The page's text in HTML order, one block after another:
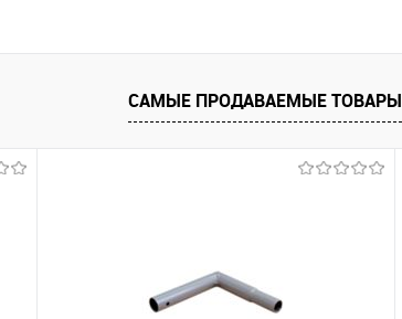
В избранное
Под заказ
САМЫЕ ПРОДАВАЕМЫЕ ТОВАРЫ